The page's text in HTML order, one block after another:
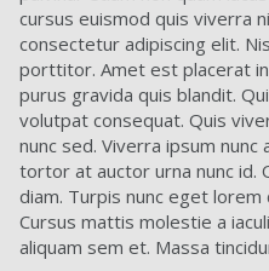
cursus euismod quis viverra
consectetur adipiscing elit.
porttitor. Amet est placerat
purus gravida quis blandit.
volutpat consequat. Quis
nunc sed. Viverra ipsum nunc
tortor at auctor urna nunc id.
diam. Turpis nunc eget
Cursus mattis molestie a
aliquam sem et. Massa